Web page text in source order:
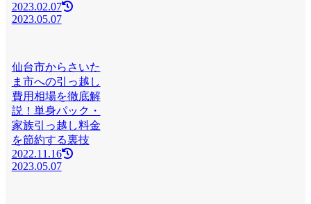
2023.02.07
2023.05.07
仙台市からさいた
ま市への引っ越し
費用相場を徹底解
説！単身パック・
家族引っ越し料金
を節約する裏技
2022.11.16
2023.05.07